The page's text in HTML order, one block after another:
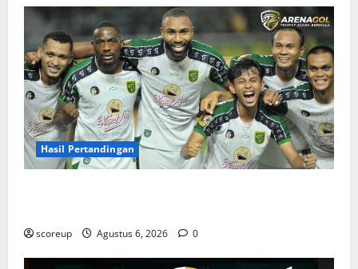
Hasil Pertandingan
scoreup Agustus 6, 2026 0